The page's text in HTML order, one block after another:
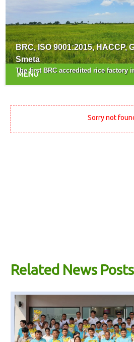
Survey for the New
BRC, ISO 9001:2015, HACCP,
Smeta
The first BRC accredited rice factory
MENU
Sorry not
Related News Posts